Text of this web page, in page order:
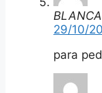
29/10/
para